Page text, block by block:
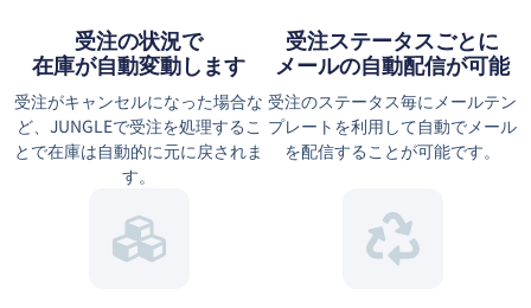
受注の状況で
在庫が自動変動します
受注がキャンセルになった場合な
ど、JUNGLEで受注を処理するこ
とで在庫は自動的に元に戻されま
す。
受注ステータスごとに
メールの自動配信が可能
受注のステータス毎にメールテン
プレートを利用して自動でメール
を配信することが可能です。